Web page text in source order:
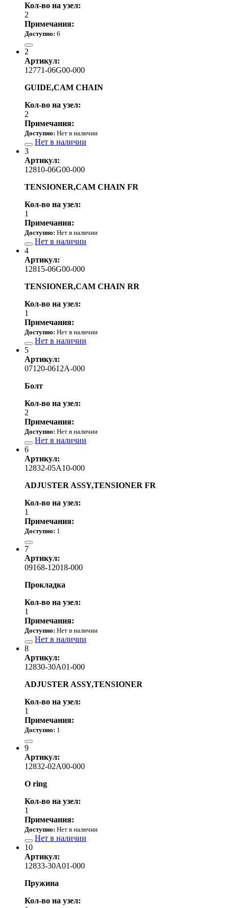
Кол-во на узел:
2
Примечания:
Доступно: 6
2
Артикул:
12771-06G00-000
GUIDE,CAM CHAIN
Кол-во на узел:
2
Примечания:
Доступно: Нет в наличии
Нет в наличии
3
Артикул:
12810-06G00-000
TENSIONER,CAM CHAIN FR
Кол-во на узел:
1
Примечания:
Доступно: Нет в наличии
Нет в наличии
4
Артикул:
12815-06G00-000
TENSIONER,CAM CHAIN RR
Кол-во на узел:
1
Примечания:
Доступно: Нет в наличии
Нет в наличии
5
Артикул:
07120-0612A-000
Болт
Кол-во на узел:
2
Примечания:
Доступно: Нет в наличии
Нет в наличии
6
Артикул:
12832-05A10-000
ADJUSTER ASSY,TENSIONER FR
Кол-во на узел:
1
Примечания:
Доступно: 1
7
Артикул:
09168-12018-000
Прокладка
Кол-во на узел:
1
Примечания:
Доступно: Нет в наличии
Нет в наличии
8
Артикул:
12830-30A01-000
ADJUSTER ASSY,TENSIONER
Кол-во на узел:
1
Примечания:
Доступно: 1
9
Артикул:
12832-02A00-000
O ring
Кол-во на узел:
1
Примечания:
Доступно: Нет в наличии
Нет в наличии
10
Артикул:
12833-30A01-000
Пружина
Кол-во на узел: